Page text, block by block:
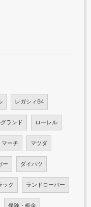
レガシィB4
ランド ローレル
マーチ マツダ
ー ダイハツ
ック ランドローバー
保険・板金